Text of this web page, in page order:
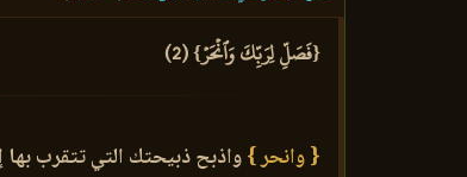
{فَصَلِّ لِرَبِّكَ وَٱنۡحَرۡ} (2)
{ وانحر }واذبح ذبيحتك التي تتقرب بها